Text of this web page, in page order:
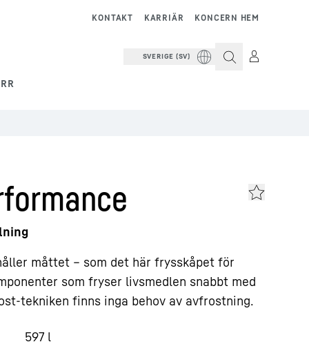
KONCERN HEM
KARRIÄR
KONTAKT
SVERIGE (SV)
måttet – som det här frysskåpet för
som fryser livsmedlen snabbt med
tekniken finns inga behov av avfrostning.
597 l